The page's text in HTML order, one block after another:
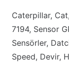
Caterpillar,
7194, Sensor
Sensörler,
Speed, Devir,